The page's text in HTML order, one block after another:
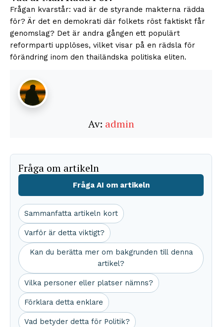
Frågan kvarstår: vad är de styrande makterna rädda
för? Är det en demokrati där folkets röst faktiskt får
genomslag? Det är andra gången ett populärt
reformparti upplöses, vilket visar på en rädsla för
förändring inom den thailändska politiska eliten.
Av: admin
Fråga om artikeln
Fråga AI om artikeln
Sammanfatta artikeln kort
Varför är detta viktigt?
Kan du berätta mer om bakgrunden till denna
artikel?
Vilka personer eller platser nämns?
Förklara detta enklare
Vad betyder detta för Politik?